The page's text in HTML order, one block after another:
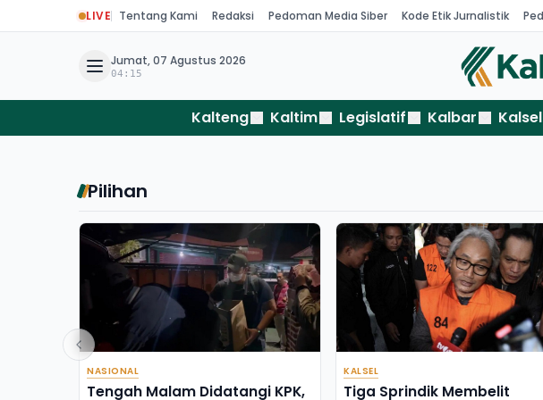
LIVE Tentang Kami Redaksi Pedoman Media Siber Kode Etik Jurnalistik
Jumat, 07 Agustus 2026
04:15
Kalteng Kaltim Legislatif Kalbar Kalsel
Pilihan
NASIONAL
Tengah Malam Didatangi KPK,
KALSEL
Tiga Sprindik Membelit